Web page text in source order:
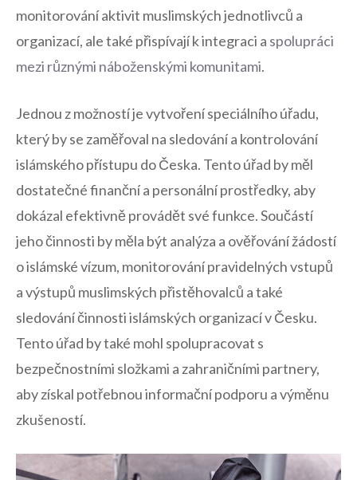
monitorování aktivit muslimských jednotlivců a​
organizací, ale také přispívají ⁤k ‌integraci⁣ a spolupráci ​
mezi různými ⁤náboženskými komunitami.
Jednou​ z⁤ možností je vytvoření speciálního ⁤úřadu,
který by ⁣se zaměřoval‌ na sledování a kontrolování
islámského přístupu do Česka. Tento úřad by měl
dostatečné finanční a⁤ personální prostředky, aby⁢
dokázal efektivně provádět své‌ funkce. Součástí
jeho‌ činnosti by měla být analýza a​ ověřování⁢ žádostí
o islámské vízum, monitorování​ pravidelných vstupů
a výstupů muslimských přistěhovalců ‌a také
sledování činnosti islámských ​organizací v​ Česku.
Tento úřad by také mohl spolupracovat s
bezpečnostními ‌složkami‌ a ‍zahraničními partnery,
aby získal potřebnou informační podporu a výměnu
zkušeností.